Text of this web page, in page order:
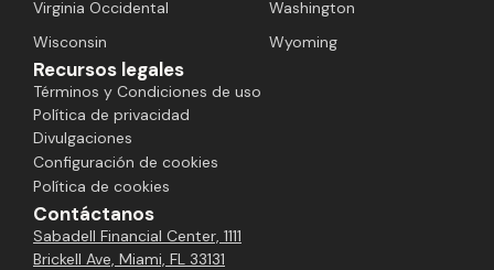
Virginia Occidental
Washington
Wisconsin
Wyoming
Recursos legales
Términos y Condiciones de uso
Política de privacidad
Divulgaciones
Configuración de cookies
Política de cookies
Contáctanos
Sabadell Financial Center, 1111
Brickell Ave, Miami, FL 33131